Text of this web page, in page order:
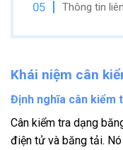
Thông tin
Khái niệm cân
Định nghĩa cân kiểm
Cân kiểm tra dạng
điện tử và băng tải.